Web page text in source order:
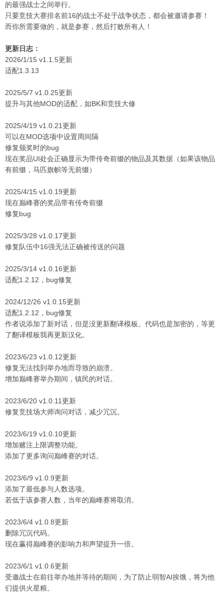
的最强战士之间举行。
只要竞技大赛排名前16的战士不处于战争状态，都会被邀请参赛！
而你所需要做的，就是参赛，然后打败所有人！
更新日志：
2026/1/15 v1.1.5更新
适配1.3.13
2025/5/7 v1.0.25更新
提升与其他MOD的适配，如BK和竞技大修
2025/4/19 v1.0.21更新
可以在MOD选项中设置周间隔
修复颁奖时的bug
现在奖品UI处会正确显示为带传奇前缀的物品及其数据（如果该物品
有前缀，马匹旗帜等无前缀）
2025/4/15 v1.0.19更新
现在巅峰赛的奖品带有传奇前缀
修复bug
2025/3/28 v1.0.17更新
修复队伍中16强无法正确被传送的问题
2025/3/14 v1.0.16更新
适配1.2.12，bug修复
2024/12/26 v1.0.15更新
适配1.2.12，bug修复
作者说添加了新对话，但是没更新翻译模板。代码也是加密的，等更
了翻译模板我再更新汉化。
2023/6/23 v1.0.12更新
修复无法找到举办地而导致的崩溃。
增加巅峰赛举办期间，镇民的对话。
2023/6/20 v1.0.11更新
修复竞技场大师询问对话，减少冗沉。
2023/6/19 v1.0.10更新
增加赌注上限调整功能。
添加了更多询问巅峰赛的对话。
2023/6/9 v1.0.9更新
添加了最低参与人数选项。
若低于该参赛人数，当年的巅峰赛将取消。
2023/6/4 v1.0.8更新
删除冗沉代码。
现在赢得巅峰赛的影响力和声望提升一倍。
2023/6/1 v1.0.6更新
受邀战士在前往举办地并等待的期间，为了防止弱智AI挨饿，将为他
们提供火星粮。